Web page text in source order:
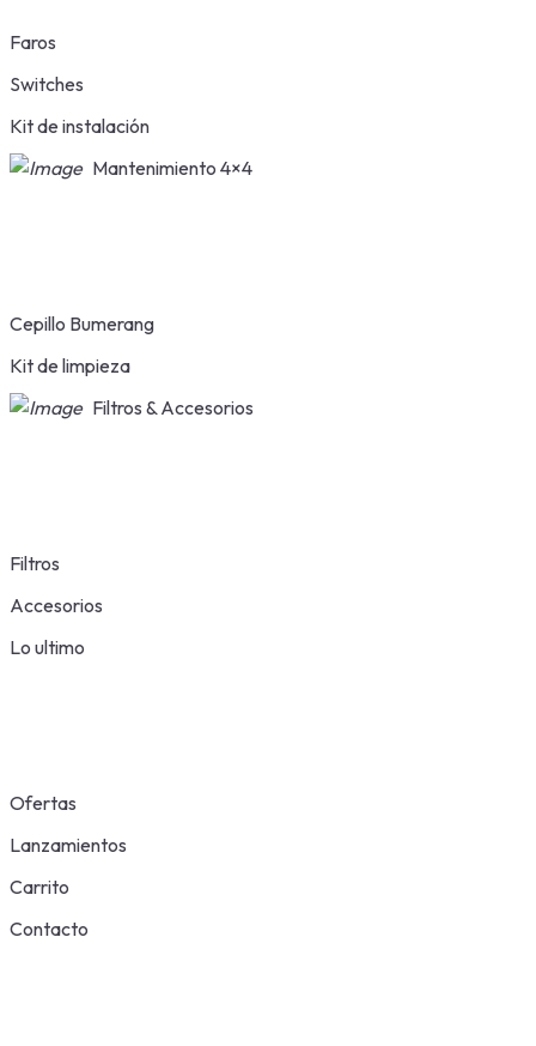
Faros
Switches
Kit de instalación
Mantenimiento 4×4
Cepillo Bumerang
Kit de limpieza
Filtros & Accesorios
Filtros
Accesorios
Lo ultimo
Ofertas
Lanzamientos
Carrito
Contacto